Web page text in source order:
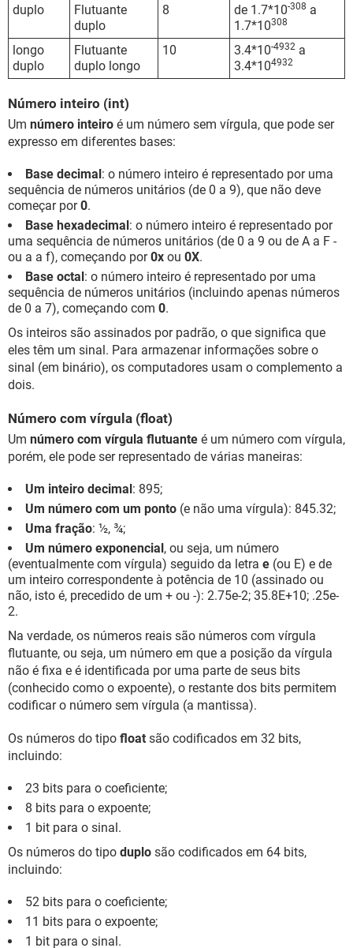
duplo
Flutuante
duplo
8 de 1.7*10-308 a
1.7*10308
longo
duplo
Flutuante
duplo longo
10 3.4*10-4932 a
3.4*104932
Número inteiro (int)
Um número inteiro é um número sem vírgula, que pode ser
expresso em diferentes bases:
Base decimal: o número inteiro é representado por uma
sequência de números unitários (de 0 a 9), que não deve
começar por0.
Base hexadecimal: o número inteiro é representado por
uma sequência de números unitários (de 0 a 9 ou de A a F -
ou a a f), começando por0x ou 0X.
Base octal: o número inteiro é representado por uma
sequência de números unitários (incluindo apenas números
de 0 a 7), começando com 0.
Os inteiros são assinados por padrão, o que significa que
eles têm um sinal. Para armazenar informações sobre o
sinal (em binário), os computadores usam o complemento a
dois.
Número com vírgula (float)
Um número com vírgula flutuante é um número com vírgula,
porém, ele pode ser representado de várias maneiras:
Um inteiro decimal: 895;
Um número com um ponto (e não uma vírgula): 845.32;
Uma fração: ½, ¾;
Um número exponencial, ou seja, um número
(eventualmente com vírgula) seguido da letra e (ou E) e de
um inteiro correspondente à potência de 10 (assinado ou
não, isto é, precedido de um + ou -): 2.75e-2; 35.8E+10; .25e-
2.
Na verdade, os números reais são números com vírgula
flutuante, ou seja, um número em que a posição da vírgula
não é fixa e é identificada por uma parte de seus bits
(conhecido como o expoente), o restante dos bits permitem
codificar o número sem vírgula (a mantissa).
Os números do tipo float são codificados em 32 bits,
incluindo:
23 bits para o coeficiente;
8 bits para o expoente;
1 bit para o sinal.
Os números do tipo duplo são codificados em 64 bits,
incluindo:
52 bits para o coeficiente;
11 bits para o expoente;
1 bit para o sinal.